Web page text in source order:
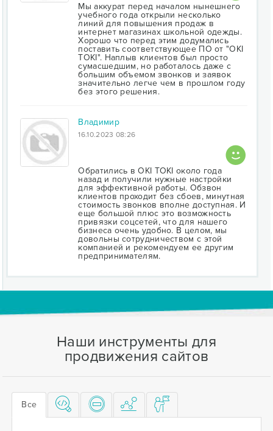
Мы аккурат перед началом нынешнего
учебного года открыли несколько
линий для повышения продаж в
интернет магазинах школьной одежды.
Хорошо что перед этим додумались
поставить соответствующее ПО от "OKI
TOKI". Наплыв клиентов был просто
сумасшедшим, но работалось даже с
большим объемом звонков и заявок
значительно легче чем в прошлом году
без этого решения.
Владимир
16.10.2023 08:26
Обратились в OKI TOKI около года
назад и получили нужные настройки
для эффективной работы. Обзвон
клиентов проходит без сбоев, минутная
стоимость звонков вполне доступная. И
еще большой плюс это возможность
привязки соцсетей, что для нашего
бизнеса очень удобно. В целом, мы
довольны сотрудничеством с этой
компанией и рекомендуем ее другим
предпринимателям.
Наши инструменты для
продвижения сайтов
Все